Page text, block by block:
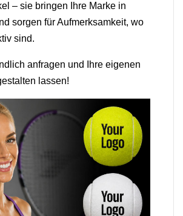
– sie bringen Ihre Marke in
sorgen für Aufmerksamkeit, wo
sind.
anfragen und Ihre eigenen
lassen!